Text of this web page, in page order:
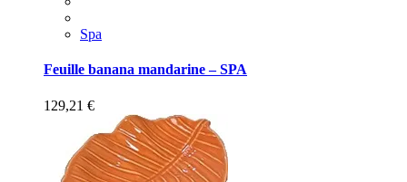
Spa
Feuille banana mandarine – SPA
129,21 €